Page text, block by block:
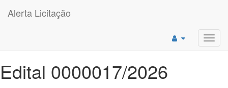
Alerta Licitação
Edital 0000017/2026